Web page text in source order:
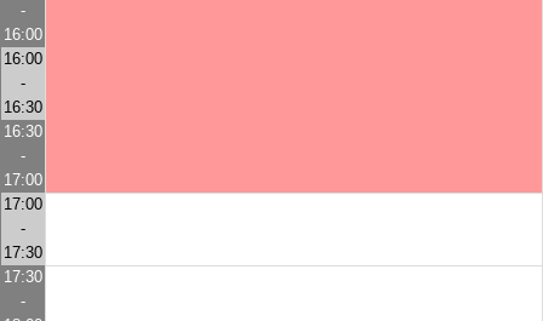
-
16:00
16:00
-
16:30
16:30
-
17:00
17:00
-
17:30
17:30
-